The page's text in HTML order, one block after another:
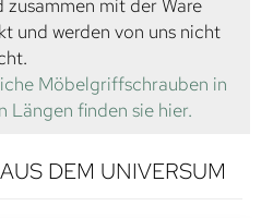
zusammen mit der Ware
und werden von uns nicht
Möbelgriffschrauben in
Längen finden sie hier.
DEM UNIVERSUM